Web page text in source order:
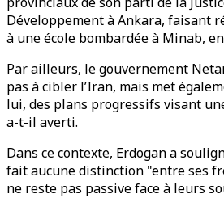
Développement à Ankara, faisant
à une école bombardée à Minab,
Par ailleurs, le gouvernement
pas à cibler l’Iran, mais met
lui, des plans progressifs visant
a-t-il averti.
Dans ce contexte, Erdogan a
fait aucune distinction "entre ses
ne reste pas passive face à leurs